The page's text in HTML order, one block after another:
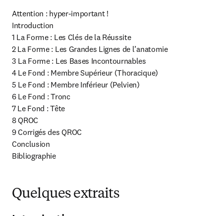
Attention : hyper-important !
Introduction
1 La Forme : Les Clés de la Réussite
2 La Forme : Les Grandes Lignes de l’anatomie
3 La Forme : Les Bases Incontournables
4 Le Fond : Membre Supérieur (Thoracique)
5 Le Fond : Membre Inférieur (Pelvien)
6 Le Fond : Tronc
7 Le Fond : Tête
8 QROC
9 Corrigés des QROC
Conclusion
Bibliographie
Quelques extraits